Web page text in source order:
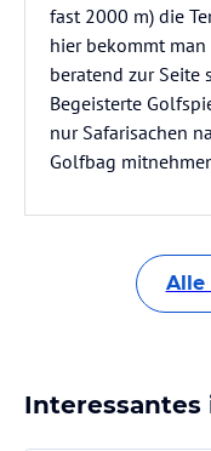
fast 2000 m) die
hier bekommt
beratend zur Seite
Begeisterte
nur Safarisachen
Golfbag
Alle
Interessantes